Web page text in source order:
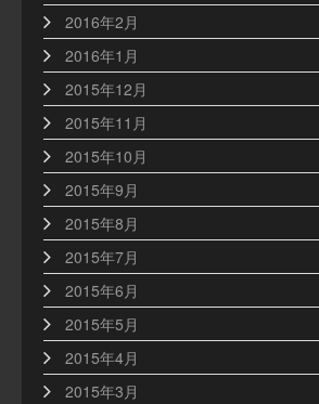
2016年2月
2016年1月
2015年12月
2015年11月
2015年10月
2015年9月
2015年8月
2015年7月
2015年6月
2015年5月
2015年4月
2015年3月